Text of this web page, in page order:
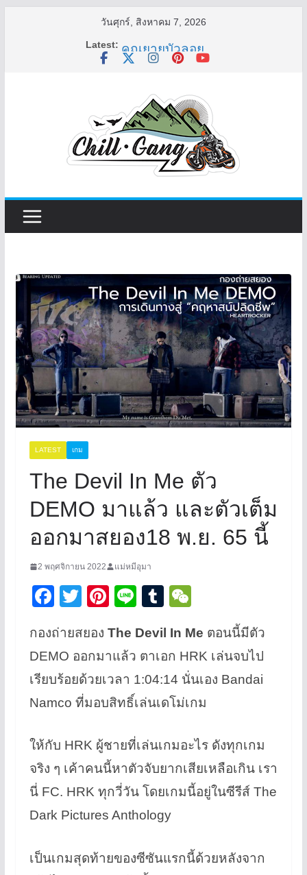
วันศุกร์, สิงหาคม 7, 2026
Latest: คุณยายบัวลอย
ครูเล่าผี มีอยู่ว่า 4
พี่เดียว
ครูเล่าผี มีอยู่ว่า 5
LATEST เกม
The Devil In Me ตัว
DEMO มาแล้ว และตัวเต็ม
ออกมาสยอง18 พ.ย. 65 นี้
2 พฤศจิกายน 2022 แม่หมีอุมา
F
c
e
b
o
k
T
tt
er
Pi
er
e
st
Li
e
T
m
bl
r
C
h
at
กองถ่ายสยอง The Devil In Me ตอนนี้มีตัว
DEMO ออกมาแล้ว ตาเอก HRK เล่นจบไป
เรียบร้อยด้วยเวลา 1:04:14 นั่นเอง Bandai
Namco ที่มอบสิทธิ์เล่นเดโม่เกม
ให้กับ HRK ผู้ชายที่เล่นเกมอะไร ดังทุกเกม
จริง ๆ เค้าคนนี้หาตัวจับยากเสียเหลือเกิน เรา
นี่ FC. HRK ทุกวี่วัน โดยเกมนี้อยู่ในซีรีส์ The
Dark Pictures Anthology
เป็นเกมสุดท้ายของซีซันแรกนี้ด้วยหลังจาก